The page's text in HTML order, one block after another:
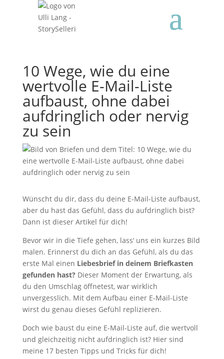
10 Wege, wie du eine
wertvolle E-Mail-Liste
aufbaust, ohne dabei
aufdringlich oder nervig
zu sein
Wünscht du dir, dass du deine E-Mail-Liste aufbaust,
aber du hast das Gefühl, dass du aufdringlich bist?
Dann ist dieser Artikel für dich!
Bevor wir in die Tiefe gehen, lass‘ uns ein kurzes Bild
malen. Erinnerst du dich an das Gefühl, als du das
erste Mal einen Liebesbrief in deinem Briefkasten
gefunden hast?Dieser Moment der Erwartung, als
du den Umschlag öffnetest, war wirklich
unvergesslich. Mit dem Aufbau einer E-Mail-Liste
wirst du genau dieses Gefühl replizieren.
Doch wie baust du eine E-Mail-Liste auf, die wertvoll
und gleichzeitig nicht aufdringlich ist? Hier sind
meine 17 besten Tipps und Tricks für dich!